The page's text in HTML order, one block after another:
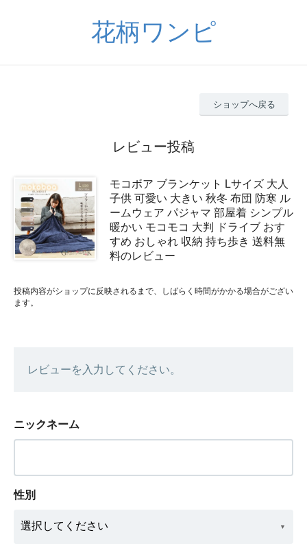
花柄ワンピ
ショップへ戻る
レビュー投稿
モコボア ブランケット Lサイズ 大人
子供 可愛い 大きい 秋冬 布団 防寒 ル
ームウェア パジャマ 部屋着 シンプル
暖かい モコモコ 大判 ドライブ おす
すめ おしゃれ 収納 持ち歩き 送料無
料のレビュー
投稿内容がショップに反映されるまで、しばらく時間がかかる場合がござい
ます。
レビューを入力してください。
ニックネーム
性別